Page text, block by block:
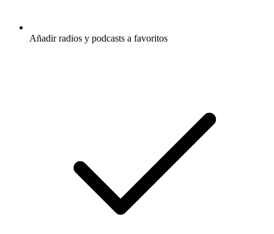
Añadir radios y podcasts a favoritos